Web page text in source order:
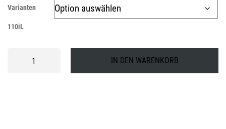
Varianten
110iL
IN DEN WARENKORB